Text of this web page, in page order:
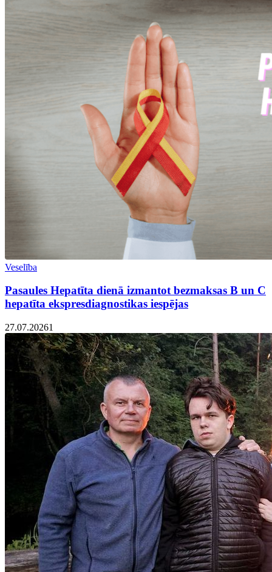
Veselība
Pasaules Hepatīta dienā izmantot bezmaksas B un C
hepatīta ekspresdiagnostikas iespējas
27.07.20261